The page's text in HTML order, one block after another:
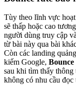
Tùy theo lĩnh vực
sẽ thấp hoặc cao
người dùng truy cập
từ bài này qua bài
Còn các landing
kiếm Google, Bounce
sau khi tìm thấy thông
không có nhu cầu